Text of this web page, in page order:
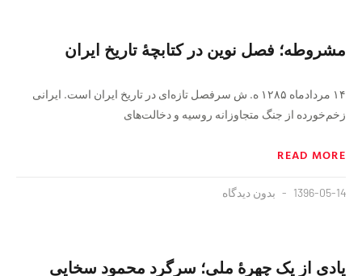
مشروطه؛ فصل نوین در کتابچهٔ تاریخ ایران
۱۴ مردادماه ۱۲۸۵ ه. ش سرفصل تازه‌ای در تاریخ ایران است. ایرانی
زخم‌خورده از جنگ متجاوزانه روسیه و دخالت‌های
READ MORE
1396-05-14 بدون دیدگاه
یادی از یک چهرهٔ ملی؛ سرگرد محمود سخایی